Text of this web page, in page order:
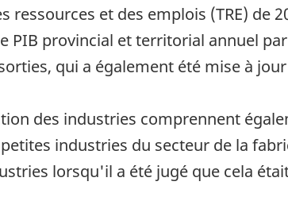
ressources et des emplois (TRE) de
PIB provincial et territorial annuel
qui a également été mise à jour
des industries comprennent
industries du secteur de la
lorsqu'il a été jugé que cela